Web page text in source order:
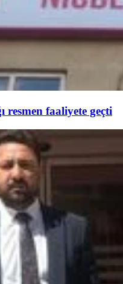
resmen faaliyete geçti